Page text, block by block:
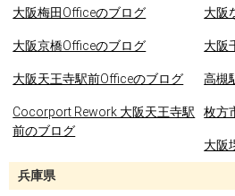
大阪梅田Officeのブログ 大阪
大阪京橋Officeのブログ 大阪
大阪天王寺駅前Officeのブログ 高槻
Cocorport Rework 大阪天王寺駅
前のブログ
枚方
大阪
兵庫県